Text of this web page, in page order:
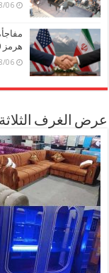
2026/
هرمز 60 يوماً بلا رسوم!تفاهم أولي جاهز للإعلان
2026/
عرض الغرف الثلاثة